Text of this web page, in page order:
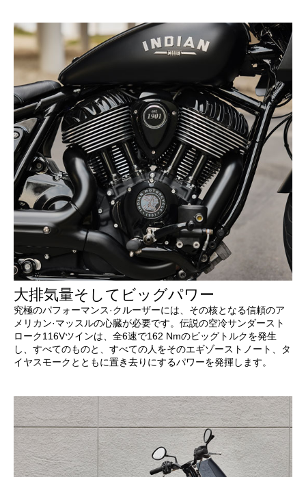
大排気量そしてビッグパワー
究極のパフォーマンス·クルーザーには、その核となる信頼のア
メリカン·マッスルの心臓が必要です。伝説の空冷サンダースト
ローク116Vツインは、全6速で162 Nmのビッグトルクを発生
し、すべてのものと、すべての人をそのエギゾーストノート、タ
イヤスモークとともに置き去りにするパワーを発揮します。